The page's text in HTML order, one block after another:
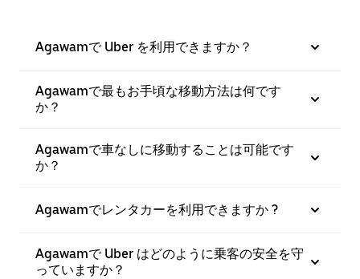
Agawamで Uber を利用できますか？
Agawamで最もお手頃な移動方法は何です
か？
Agawamで車なしに移動することは可能です
か？
Agawamでレンタカーを利用できますか ?
Agawamで Uber はどのように乗客の安全を守
っていますか？